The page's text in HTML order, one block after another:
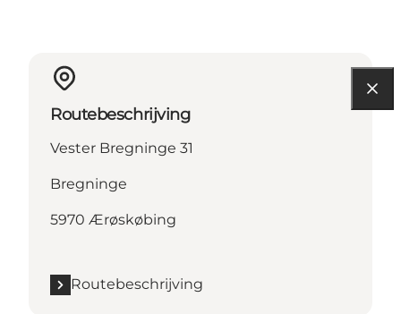
Routebeschrijving
Vester Bregninge 31
Bregninge
5970 Ærøskøbing
Routebeschrijving